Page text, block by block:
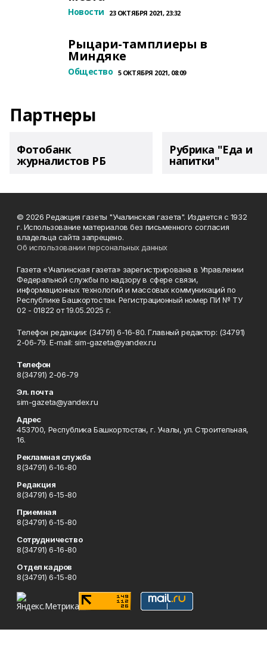
Новости 23 ОКТЯБРЯ 2021, 23:32
Рыцари-тамплиеры в
Миндяке
Общество 5 ОКТЯБРЯ 2021, 08:09
Партнеры
Фотобанк
журналистов РБ
Рубрика "Еда и
напитки"
© 2026 Редакция газеты "Учалинская газета". Издается с 1932
г. Использование материалов без письменного согласия
владельца сайта запрещено.
Об использовании персональных данных
Газета «Учалинская газета» зарегистрирована в Управлении
Федеральной службы по надзору в сфере связи,
информационных технологий и массовых коммуникаций по
Республике Башкортостан. Регистрационный номер ПИ № ТУ
02 - 01822 от 19.05.2025 г.
Телефон редакции: (34791) 6-16-80. Главный редактор: (34791)
2-06-79. Е-mаil: sim-gazeta@yandex.ru
Телефон
8(34791) 2-06-79
Эл. почта
sim-gazeta@yandex.ru
Адрес
453700, Республика Башкортостан, г. Учалы, ул. Строительная,
16.
Рекламная служба
8(34791) 6-16-80
Редакция
8(34791) 6-15-80
Приемная
8(34791) 6-15-80
Сотрудничество
8(34791) 6-16-80
Отдел кадров
8(34791) 6-15-80